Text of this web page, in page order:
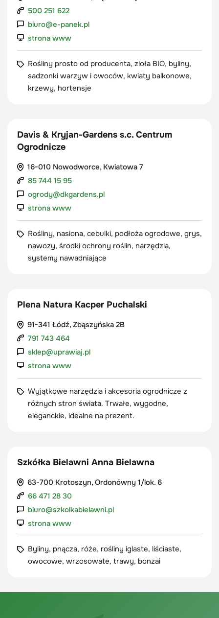
500 251 622
biuro@e-panek.pl
strona www
Rośliny prosto od producenta, zioła BIO, byliny,
sadzonki warzyw i owoców, kwiaty balkonowe,
krzewy, hortensje
Davis & Kryjan-Gardens s.c. Centrum
Ogrodnicze
16-010 Nowodworce, Kwiatowa 7
85 744 15 95
ogrody@dkgardens.pl
strona www
Rośliny, nasiona, cebulki, podłoża ogrodowe, grys,
nawozy, środki ochrony roślin, narzędzia,
systemy nawadniające
Plena Natura Kacper Puchalski
91-341 Łódź, Zbąszyńska 2B
791 743 464
sklep@uprawiaj.pl
strona www
Wyjątkowe narzędzia i akcesoria ogrodnicze z
różnych stron świata. Trwałe, wygodne,
eleganckie, idealne na prezent.
Szkółka Bielawni Anna Bielawna
63-700 Krotoszyn, Ordonówny 1/lok. 6
66 471 28 30
biuro@szkolkabielawni.pl
strona www
Byliny, pnącza, róże, rośliny iglaste, liściaste,
owocowe, wrzosowate, trawy, bonzai